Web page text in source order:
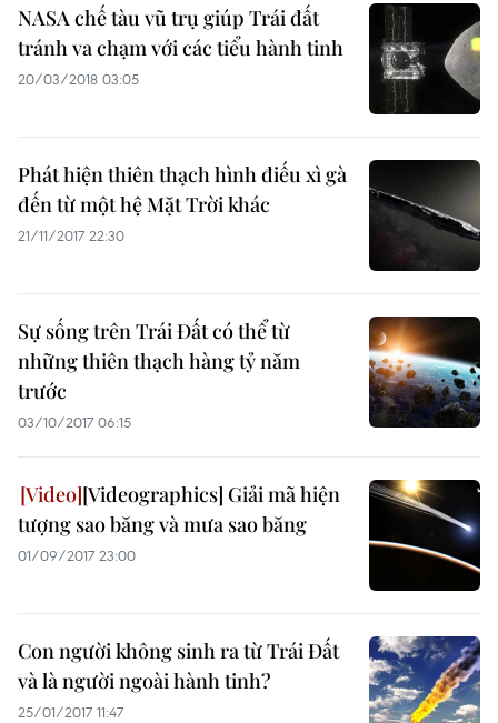
NASA chế tàu vũ trụ giúp Trái đất
tránh va chạm với các tiểu hành tinh
20/03/2018 03:05
Phát hiện thiên thạch hình điếu xì gà
đến từ một hệ Mặt Trời khác
21/11/2017 22:30
Sự sống trên Trái Đất có thể từ
những thiên thạch hàng tỷ năm
trước
03/10/2017 06:15
[Videographics] Giải mã hiện
tượng sao băng và mưa sao băng
01/09/2017 23:00
Con người không sinh ra từ Trái Đất
và là người ngoài hành tinh?
25/01/2017 11:47